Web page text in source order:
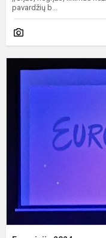
pavardžių b...